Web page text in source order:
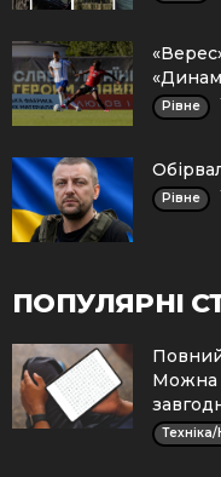
Рівне
Рівне
ПОПУЛЯРНІ
Можна